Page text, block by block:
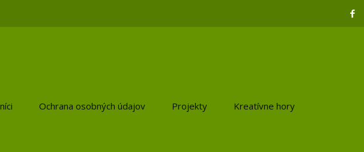
Ochrana osobných údajov Projekty Kreatívne hory